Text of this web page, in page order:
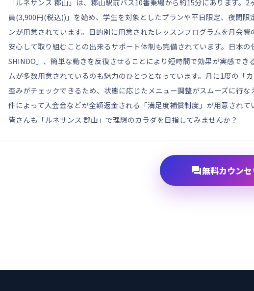
「ルネサンス 郡山」は、郡山駅前バス10番乗場から約15分にあります
員(3,900円(税込))」を始め、学生を対象としたプランや平日限定、夜間
ンが用意されています。目的別に用意されたレッスンプログラムを月会
安心して取り組むことの出来るサポート体制も完備されています。日本
SHINDO」、簡単な動きを反復させることにより短時間で効果が実感でき
ムが多数用意されているのも魅力のひとつとなっています。月に1度の「
歪みがチェックできるため、状態に応じたメニュー調整がスムーズに行
件によって入会金などが全額返金される「満足度補償制度」が用意され
皆さんも「ルネサンス 郡山」で理想のカラダを目指してみませんか？
無料カウン